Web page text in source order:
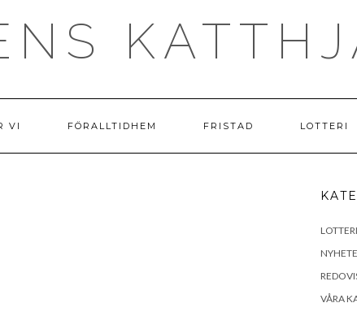
VI FÖRALLTIDHEM FRISTAD LOTTERI
LOTTERI
VÅRA